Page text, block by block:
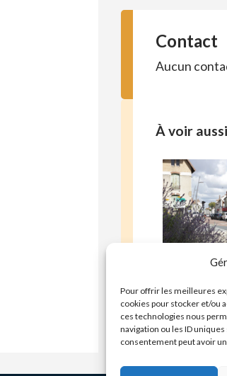
Pour offrir les meilleures
cookies pour stocker et/ou
ces technologies nous
navigation ou les ID
consentement peut avoir
Contact
Aucun
À voir aussi